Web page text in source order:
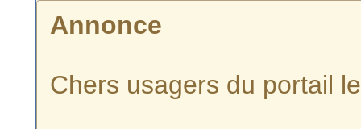
Annonce
Chers usagers du portail